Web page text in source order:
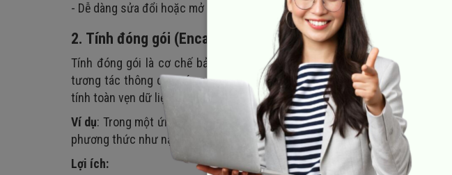
- Dễ dàng sửa đổi hoặc mở rộng hệ thống mà không ảnh hưởng đến các phần
2. Tính đóng gói (Encapsulation)
Tính đóng gói là cơ chế bảo vệ dữ liệu trong đối tượng bằng cách che
tương tác thông qua các phương thức (methods) được định nghĩa sẵn.
tính toàn vẹn dữ liệu.
Ví dụ: Trong một ứng dụng ví điện tử, thông tin về số dư tài khoản người
phương thức như nạp tiền hoặc rút tiền. Nếu cố gắng thay đổi trực tiếp giá
Lợi ích: